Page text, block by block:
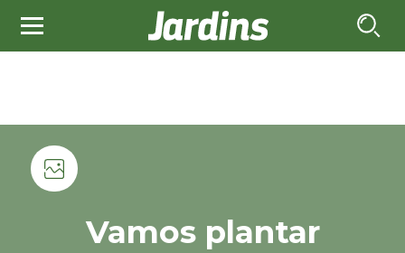
Vamos plantar